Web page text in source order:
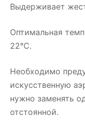
Выдерживает
Оптимальная
22°С.
Необходимо
искусственную
нужно заменять
отстоянной.